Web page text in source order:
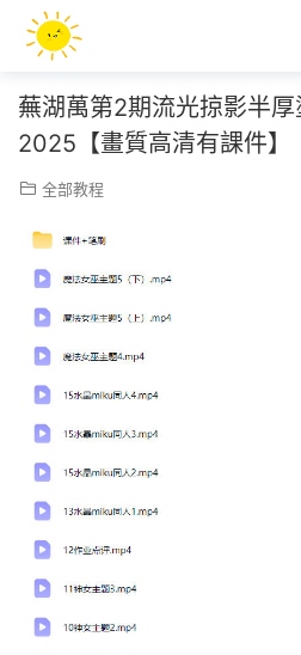
蕪湖萬第2期流光掠影半
2025【畫質高清有課件】
全部教程